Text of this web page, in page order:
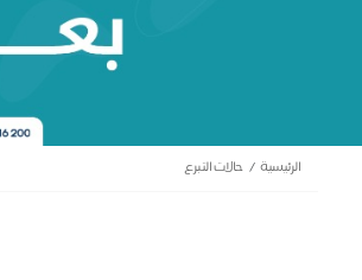
الرئيسية حالات التبرع